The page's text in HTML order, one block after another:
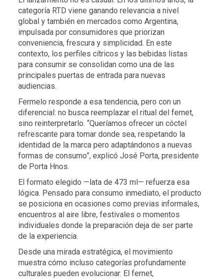
categoría RTD viene ganando relevancia a nivel
global y también en mercados como Argentina,
impulsada por consumidores que priorizan
conveniencia, frescura y simplicidad. En este
contexto, los perfiles cítricos y las bebidas listas
para consumir se consolidan como una de las
principales puertas de entrada para nuevas
audiencias.
Fermelo responde a esa tendencia, pero con un
diferencial: no busca reemplazar el ritual del fernet,
sino reinterpretarlo. “Queríamos ofrecer un cóctel
refrescante para tomar donde sea, respetando la
identidad de la marca pero adaptándonos a nuevas
formas de consumo”, explicó José Porta, presidente
de Porta Hnos.
El formato elegido —lata de 473 ml— refuerza esa
lógica. Pensado para consumo inmediato, el producto
se posiciona en ocasiones como previas informales,
encuentros al aire libre, festivales o momentos
individuales donde la preparación deja de ser parte
de la experiencia.
Desde una mirada estratégica, el movimiento
muestra cómo incluso categorías profundamente
culturales pueden evolucionar. El fernet,